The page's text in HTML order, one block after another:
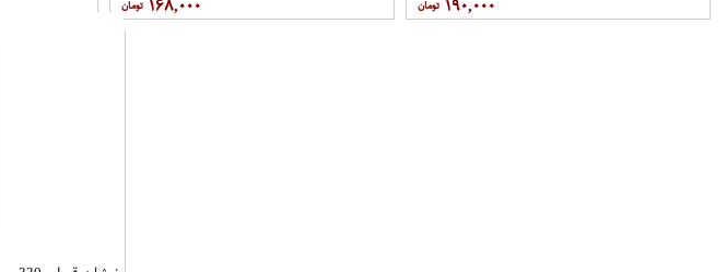
۱۹۰,۰۰۰ ۱۶۸,۰۰۰